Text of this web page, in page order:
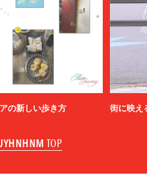
の新しい歩き方 街に映え
TOP